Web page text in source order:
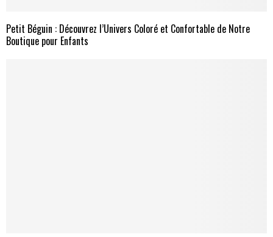
Petit Béguin : Découvrez l’Univers Coloré et Confortable de Notre
Boutique pour Enfants